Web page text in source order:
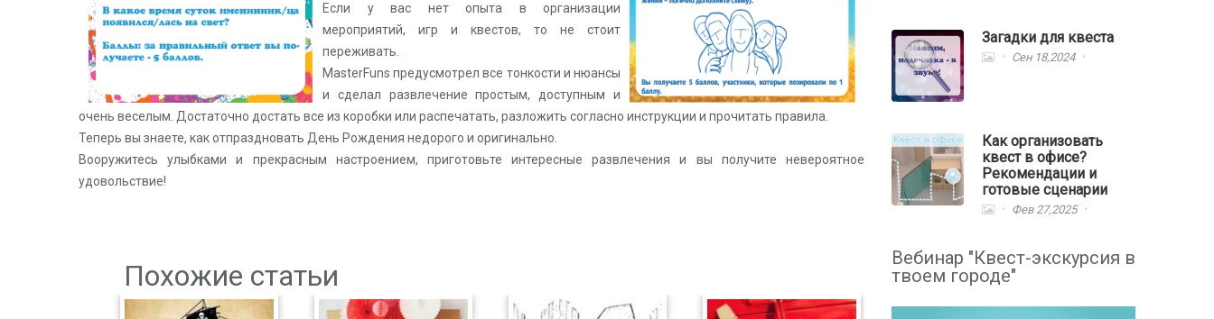
Если у вас нет опыта в организации
мероприятий, игр и квестов, то не стоит
переживать.
MasterFuns предусмотрел все тонкости и нюансы
и сделал развлечение простым, доступным и
очень веселым. Достаточно достать все из коробки или распечатать, разложить согласно инструкции и прочитать правила.
Теперь вы знаете, как отпраздновать День Рождения недорого и оригинально.
Вооружитесь улыбками и прекрасным настроением, приготовьте интересные развлечения и вы получите невероятное
удовольствие!
Похожие статьи
Загадки для квеста
Сен 18,2024
Как организовать
квест в офисе?
Рекомендации и
готовые сценарии
Фев 27,2025
Вебинар "Квест-экскурсия в
твоем городе"